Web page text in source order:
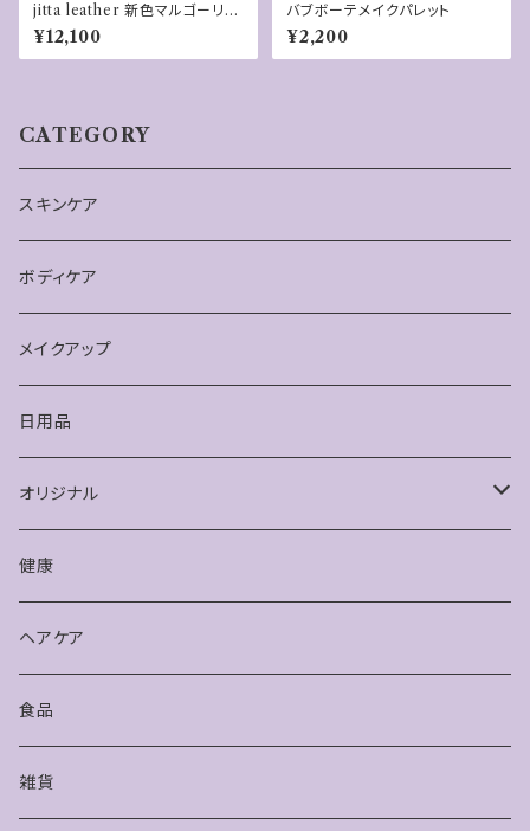
jitta leather 新色マルゴーリ
ラ 「FUKU」財布
¥12,100
バブボーテメイクパレット
¥2,200
CATEGORY
スキンケア
ボディケア
メイクアップ
日用品
オリジナル
健康
アクセサリー
健康
ヘアケア
食品
雑貨